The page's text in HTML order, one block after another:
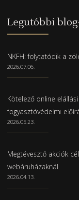
Legutóbbi
NKFH: folytatódik a
2026.07.06.
Kötelező online
fogyasztóvédelmi
2026.05.23.
Megtévesztő akciók
webáruházaknál
2026.04.13.